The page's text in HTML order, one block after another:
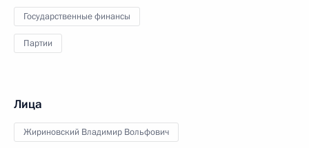
Государственные финансы
Партии
Лица
Жириновский Владимир Вольфович